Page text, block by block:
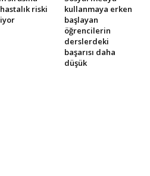
riski
kullanmaya erken
başlayan
öğrencilerin
derslerdeki
başarısı daha
düşük